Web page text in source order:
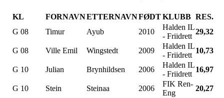
KL FORNAVNETTERNAVNFØDTKLUBB RES.
G 08
Timur Ayub 2010
Halden IL
- Friidrett
29,32
G 08 Ville Emil Wingstedt 2009
Halden IL
- Friidrett
10,73
G 10 Julian Brynhildsen 2006
Halden IL
- Friidrett
16,97
G 10 Stein Steinaa 2006
FIK Ren-
Eng
20,27